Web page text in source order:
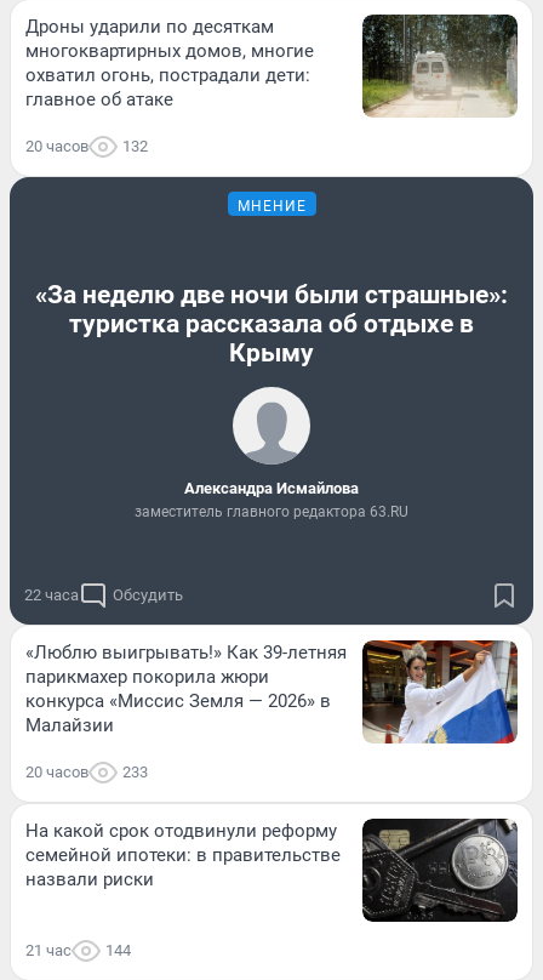
Дроны ударили по десяткам
многоквартирных домов, многие
охватил огонь, пострадали дети:
главное об атаке
20 часов 132
МНЕНИЕ
«За неделю две ночи были страшные»:
туристка рассказала об отдыхе в
Крыму
Александра Исмайлова
заместитель главного редактора 63.RU
22 часа Обсудить
«Люблю выигрывать!» Как 39-летняя
парикмахер покорила жюри
конкурса «Миссис Земля — 2026» в
Малайзии
20 часов 233
На какой срок отодвинули реформу
семейной ипотеки: в правительстве
назвали риски
21 час 144